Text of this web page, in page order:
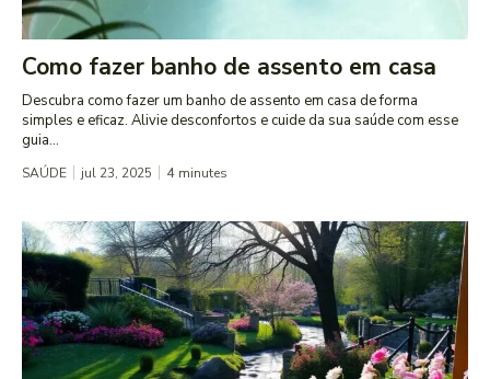
Como fazer banho de assento em casa
Descubra como fazer um banho de assento em casa de forma
simples e eficaz. Alivie desconfortos e cuide da sua saúde com esse
guia...
SAÚDE jul 23, 2025 4 minutes